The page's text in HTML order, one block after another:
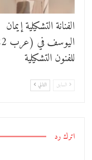
الفنانة التشكيلية إيمان
للفنون التشكيلية
السابق التالي
اترك رد